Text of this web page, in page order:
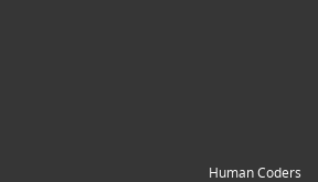
Human Coders